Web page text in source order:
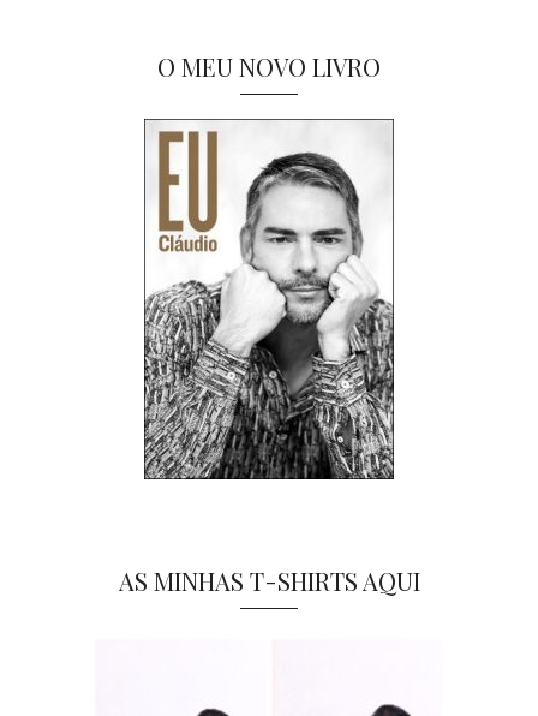
O MEU NOVO LIVRO
AS MINHAS T-SHIRTS AQUI